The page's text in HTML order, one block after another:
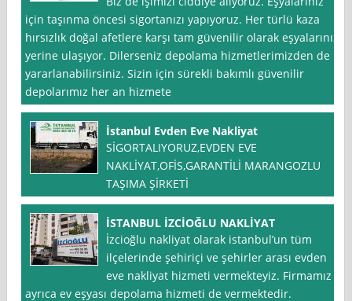
için taşınma öncesi sigortanızı yapıyoruz. Her türlü kaza
hırsızlık doğal afetlere karşı tam güvenilir olarak eşyalarınız
yerine ulaşıyor. Dilerseniz depolama hizmetlerimizden de
yararlanabilirsiniz. Sizin için sürekli bakımlı güvenilir
depolarımız her an hizmete
İstanbul Evden Eve Nakliyat
SİGORTALIYORUZ,EVDEN EVE
NAKLİYAT,OFİS,GARANTİLİ MARANGOZLU
TAŞIMA ŞİRKETİ
İSTANBUL İZCİOĞLU NAKLİYAT
İzcioğlu nakliyat olarak istanbul’un tüm
ilçelerinde şehiriçi ve şehirler arası evden
eve nakliyat hizmeti vermekteyiz. Firmamız
ayrıca ev eşyası depolama hizmeti de vermektedir.